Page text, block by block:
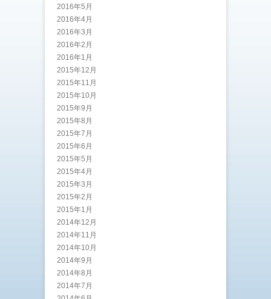
2016年5月
2016年4月
2016年3月
2016年2月
2016年1月
2015年12月
2015年11月
2015年10月
2015年9月
2015年8月
2015年7月
2015年6月
2015年5月
2015年4月
2015年3月
2015年2月
2015年1月
2014年12月
2014年11月
2014年10月
2014年9月
2014年8月
2014年7月